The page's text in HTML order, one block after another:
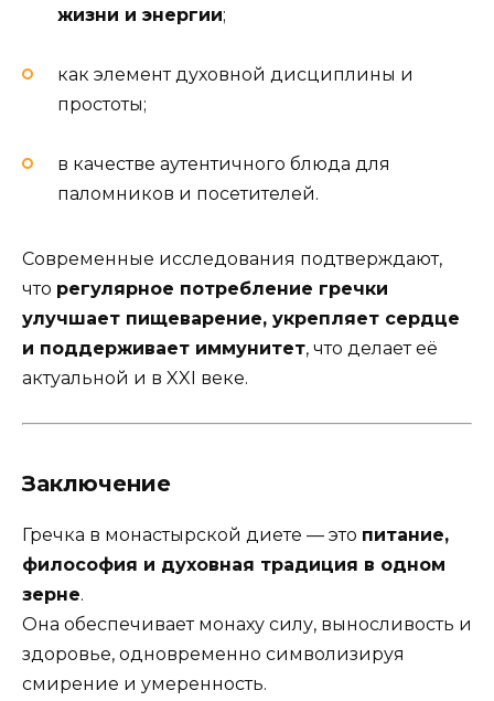
жизни и энергии;
как элемент духовной дисциплины и
простоты;
в качестве аутентичного блюда для
паломников и посетителей.
Современные исследования подтверждают,
что регулярное потребление гречки
улучшает пищеварение, укрепляет сердце
и поддерживает иммунитет, что делает её
актуальной и в XXI веке.
Заключение
Гречка в монастырской диете — это питание,
философия и духовная традиция в одном
зерне.
Она обеспечивает монаху силу, выносливость и
здоровье, одновременно символизируя
смирение и умеренность.